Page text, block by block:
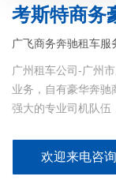
考斯特商务
广飞商务奔驰租车服
广州租车公司-广州
业务，自有豪华奔驰
强大的专业司机队伍
欢迎来电咨询